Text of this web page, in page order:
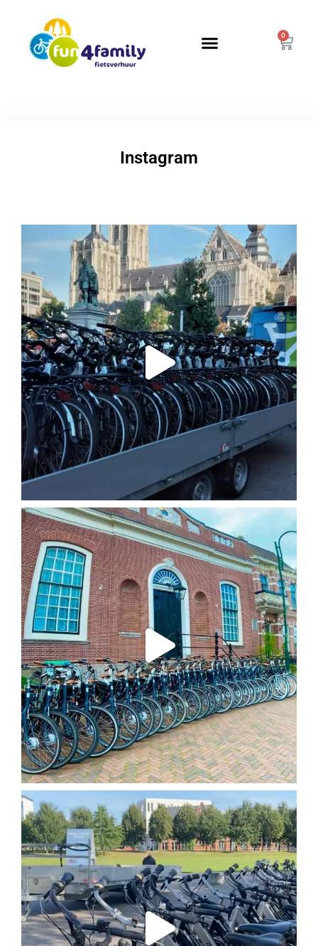
0
Instagram